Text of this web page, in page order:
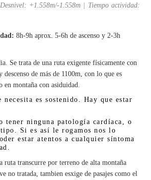
+1.558m/-1.558m | Tiempo actividad:
8h-9h aprox. 5-6h de ascenso y 2-3h
Se trata de una ruta exigente físicamente con
descenso de más de 1100m, con lo que es
en montaña con asiduidad.
necesita es sostenido. Hay que estar
tener ninguna patología cardíaca, o
Si es así le rogamos nos lo
estar atentos a cualquier síntoma
ruta transcurre por terreno de alta montaña
no tratada, tambien esxige de pasajes como el